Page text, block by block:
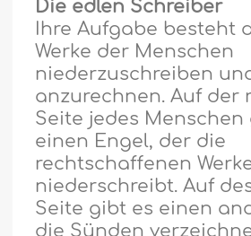
Die edlen Schreiber
Ihre Aufgabe besteht
Werke der Menschen
niederzuschreiben
anzurechnen. Auf der
Seite jedes Menschen
einen Engel, der die
rechtschaffenen
niederschreibt. Auf
Seite gibt es einen
die Sünden